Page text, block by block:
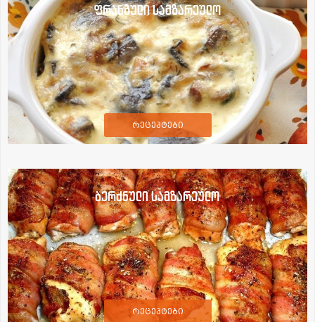
ფრანგული სამზარეულო
რეცეპტები
ბერძნული სამზარეულო
რეცეპტები